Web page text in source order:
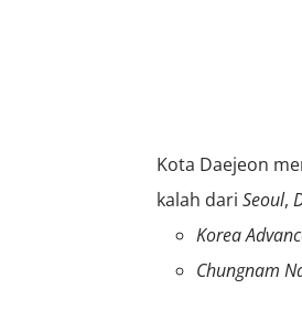
Kota Daejeon
kalah dari Seoul,
Korea
Chungnam